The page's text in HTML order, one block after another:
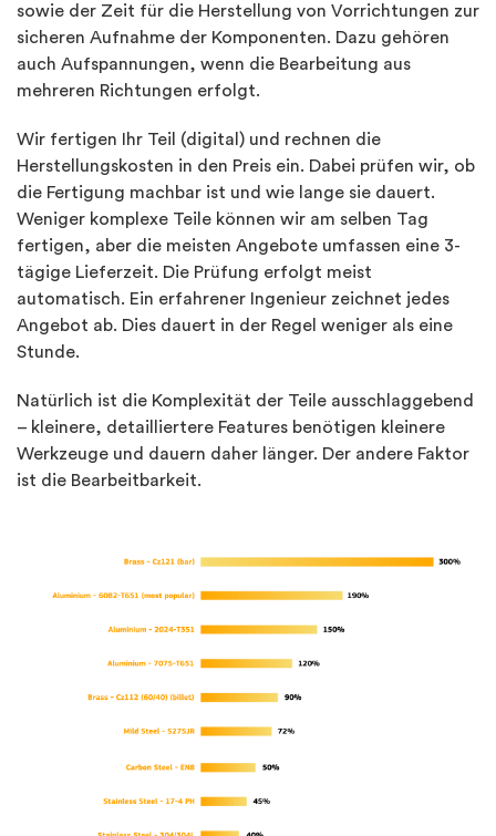
sowie der Zeit für die Herstellung von Vorrichtungen zur
sicheren Aufnahme der Komponenten. Dazu gehören
auch Aufspannungen, wenn die Bearbeitung aus
mehreren Richtungen erfolgt.
Wir fertigen Ihr Teil (digital) und rechnen die
Herstellungskosten in den Preis ein. Dabei prüfen wir, ob
die Fertigung machbar ist und wie lange sie dauert.
Weniger komplexe Teile können wir am selben Tag
fertigen, aber die meisten Angebote umfassen eine 3-
tägige Lieferzeit. Die Prüfung erfolgt meist
automatisch. Ein erfahrener Ingenieur zeichnet jedes
Angebot ab. Dies dauert in der Regel weniger als eine
Stunde.
Natürlich ist die Komplexität der Teile ausschlaggebend
– kleinere, detailliertere Features benötigen kleinere
Werkzeuge und dauern daher länger. Der andere Faktor
ist die Bearbeitbarkeit.